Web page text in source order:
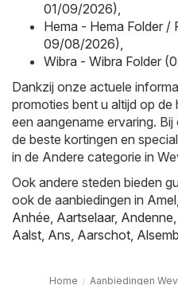
01/09/2026)
Hema - Hema Folder
09/08/2026)
Wibra - Wibra Folder
Dankzij onze actuele
promoties bent u altijd op
een aangename ervaring.
de beste kortingen en
in de Andere categorie in
Ook andere steden bieden
ook de aanbiedingen in Amel
Anhée Aartselaar, Andenne
Aalst Ans Aarschot
Home Aanbiedingen